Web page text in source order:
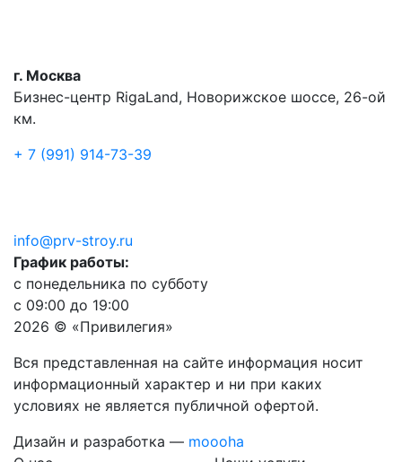
г. Москва
Бизнес-центр RigaLand, Новорижское шоссе, 26-ой
км.
+ 7 (991) 914-73-39
info@prv-stroy.ru
График работы:
с понедельника по субботу
с 09:00 до 19:00
2026 © «Привилегия»
Вся представленная на сайте информация носит
информационный характер и ни при каких
условиях не является публичной офертой.
Дизайн и разработка — moooha